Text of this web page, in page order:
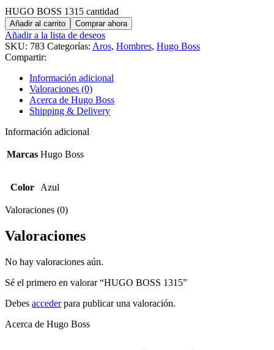
HUGO BOSS 1315 cantidad
Añadir al carrito Comprar ahora
Añadir a la lista de deseos
SKU: 783 Categorías: Aros, Hombres, Hugo Boss
Compartir:
Información adicional
Valoraciones (0)
Acerca de Hugo Boss
Shipping & Delivery
Información adicional
Marcas Hugo Boss
Color Azul
Valoraciones (0)
Valoraciones
No hay valoraciones aún.
Sé el primero en valorar “HUGO BOSS 1315”
Debes accederpara publicar una valoración.
Acerca de Hugo Boss